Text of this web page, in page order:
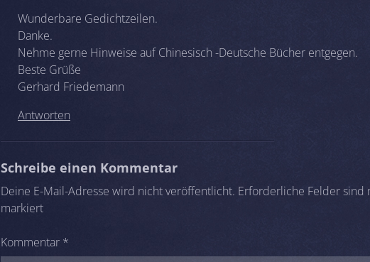
Wunderbare Gedichtzeilen.
Danke.
Nehme gerne Hinweise auf Chinesisch -Deutsche Bücher entgegen.
Beste Grüße
Gerhard Friedemann
Antworten
Schreibe einen Kommentar
Deine E-Mail-Adresse wird nicht veröffentlicht. Erforderliche Felder
markiert
Kommentar *